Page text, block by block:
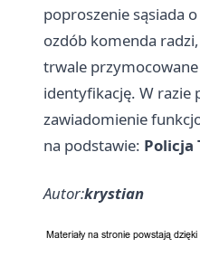
poproszenie sąsiada
ozdób komenda
trwale
identyfikację. W razie
zawiadomienie
na podstawie: Policja
Autor:krystian